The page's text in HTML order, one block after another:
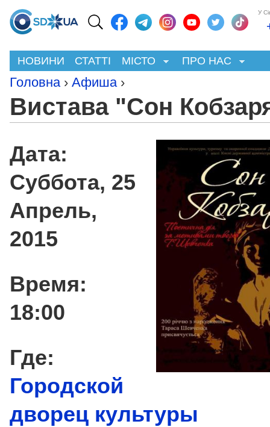
У
НОВИНИ СТАТТІ МІСТО ПРО НАС
Головна › Афиша ›
Вистава "Сон
Дата:
Суббота, 25
Апрель,
2015
Время:
18:00
Где:
Городской
дворец культуры